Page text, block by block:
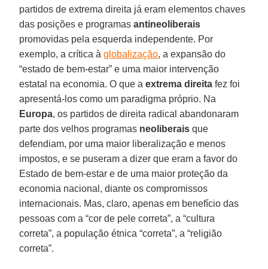
partidos de extrema direita já eram elementos chaves
das posições e programasantineoliberais
promovidas pela esquerda independente. Por
exemplo, a crítica àglobalização, a expansão do
“estado de bem-estar” e uma maior intervenção
estatal na economia. O que aextrema direita fez foi
apresentá-los como um paradigma próprio. Na
Europa, os partidos de direita radical abandonaram
parte dos velhos programas neoliberais que
defendiam, por uma maior liberalização e menos
impostos, e se puseram a dizer que eram a favor do
Estado de bem-estar e de uma maior proteção da
economia nacional, diante os compromissos
internacionais. Mas, claro, apenas em benefício das
pessoas com a “cor de pele correta”, a “cultura
correta”, a população étnica “correta”, a “religião
correta”.